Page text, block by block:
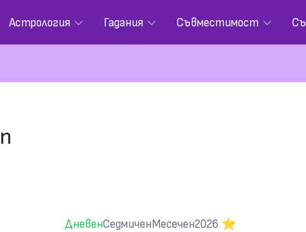
Астрология Гадания Съвместимост
ДневенСедмиченМесечен2026 ⭐